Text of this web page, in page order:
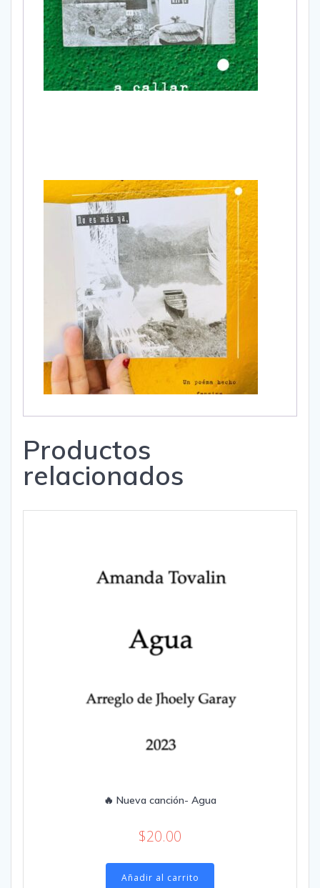
Productos
relacionados
🔥 Nueva canción- Agua
$20.00
Añadir al carrito